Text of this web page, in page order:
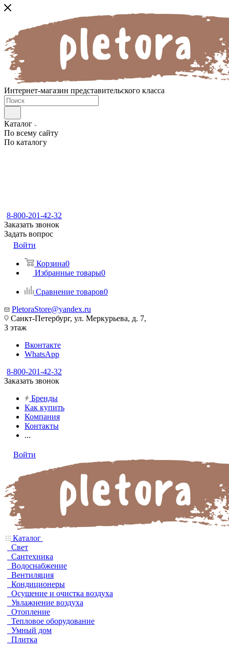
Интернет-магазин представительского класса
Каталог
По всему сайту
По каталогу
8-800-201-42-32
Заказать звонок
Задать вопрос
Войти
Корзина0
Избранные товары0
Сравнение товаров0
PletoraStore@yandex.ru
Санкт-Петербург, ул. Меркурьева, д. 7,
3 этаж
Вконтакте
WhatsApp
8-800-201-42-32
Заказать звонок
Бренды
Как купить
Компания
Контакты
...
Войти
Каталог
Свет
Сантехника
Водоснабжение
Вентиляция
Кондиционеры
Осушение и очистка воздуха
Увлажнение воздуха
Отопление
Тепловое оборудование
Умный дом
Плитка